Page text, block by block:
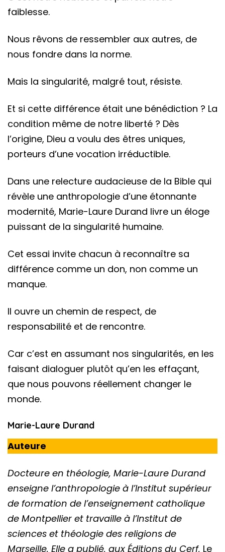
faiblesse.
Nous rêvons de ressembler aux autres, de
nous fondre dans la norme.
Mais la singularité, malgré tout, résiste.
Et si cette différence était une bénédiction ? La
condition même de notre liberté ? Dès
l’origine, Dieu a voulu des êtres uniques,
porteurs d’une vocation irréductible.
Dans une relecture audacieuse de la Bible qui
révèle une anthropologie d’une étonnante
modernité, Marie-Laure Durand livre un éloge
puissant de la singularité humaine.
Cet essai invite chacun à reconnaître sa
différence comme un don, non comme un
manque.
Il ouvre un chemin de respect, de
responsabilité et de rencontre.
Car c’est en assumant nos singularités, en les
faisant dialoguer plutôt qu’en les effaçant,
que nous pouvons réellement changer le
monde.
Marie-Laure Durand
Auteure
Docteure en théologie, Marie-Laure Durand
enseigne l’anthropologie à l’Institut supérieur
de formation de l’enseignement catholique
de Montpellier et travaille à l’Institut de
sciences et théologie des religions de
Marseille. Elle a publié, aux Éditions du Cerf, Le